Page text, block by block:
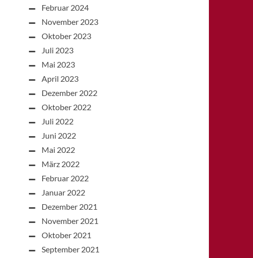
Februar 2024
November 2023
Oktober 2023
Juli 2023
Mai 2023
April 2023
Dezember 2022
Oktober 2022
Juli 2022
Juni 2022
Mai 2022
März 2022
Februar 2022
Januar 2022
Dezember 2021
November 2021
Oktober 2021
September 2021